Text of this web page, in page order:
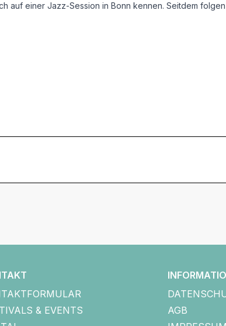
auf einer Jazz-Session in Bonn kennen. Seitdem
& EVENTS
AGB